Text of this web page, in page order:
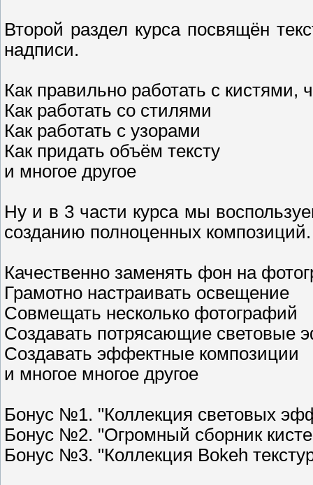
Второй раздел курса посвящён
надписи.
Как правильно работать с кистями,
Как работать со стилями
Как работать с узорами
Как придать объём тексту
и многое другое
Ну и в 3 части курса мы
созданию полноценных композиций.
Качественно заменять фон на
Грамотно настраивать освещение
Совмещать несколько фотографий
Создавать потрясающие световые
Создавать эффектные композиции
и многое многое другое
Бонус №1. "Коллекция световых
Бонус №2. "Огромный сборник
Бонус №3. "Коллекция Bokeh